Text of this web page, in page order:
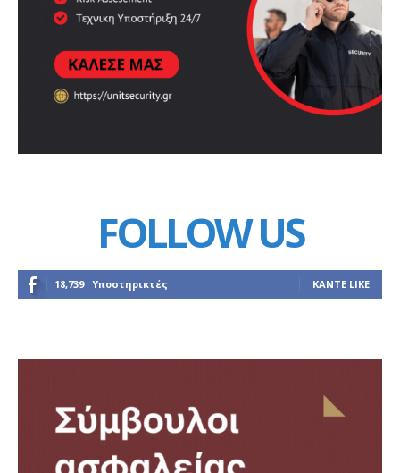
FOLLOW US
18,739 Υποστηρικτές ΚΆΝΤΕ LIKE